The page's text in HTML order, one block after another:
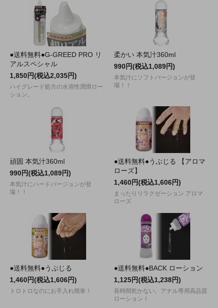
●送料無料●G-GREED PRO リ
アルスペシャル
1,850円(税込2,035円)
ハイグレード処方の水溶性潤滑ロー
ション。
柔かい 本気汁360ml
990円(税込1,089円)
本気汁にソフトバージョンが登
場！！
頑固 本気汁360ml
990円(税込1,089円)
本気汁にハードバージョンが登
場！！
●送料無料●うぶじる 【アロマ
ローズ】
1,460円(税込1,606円)
まったりリラクゼーション アロマ
ローズ
●送料無料●うぶじる
1,460円(税込1,606円)
トロトロなのにお手入れ簡単！
●送料無料●BACK ローション
1,125円(税込1,238円)
長時間乾かない、アナル専用高品質
ローション！